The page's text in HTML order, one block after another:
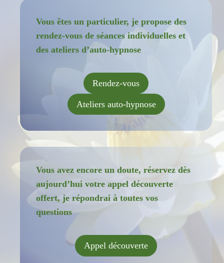
Vous êtes un particulier, je propose des
rendez-vous de séances individuelles et
des ateliers d’auto-hypnose
Rendez-vous
Ateliers auto-hypnose
Vous avez encore un doute, réservez dès
aujourd’hui votre appel découverte
offert, je répondrai à toutes vos
questions
Appel découverte